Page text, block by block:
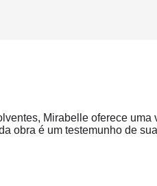
Mirabelle oferece
obra é um testemunho de